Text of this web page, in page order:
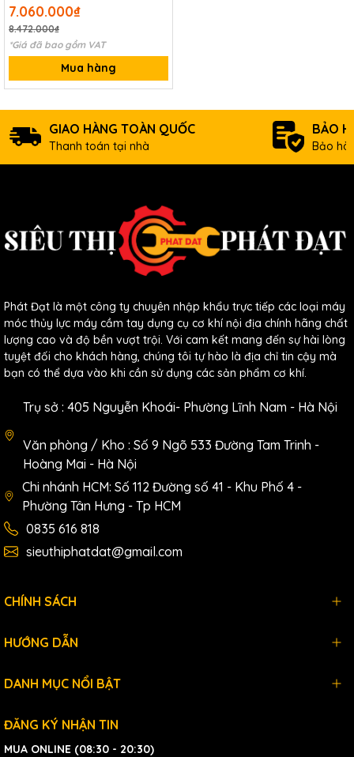
7.060.000₫
8.472.000₫
*Giá đã bao gồm VAT
Mua hàng
GIAO HÀNG TOÀN QUỐC
Thanh toán tại nhà
BẢO
Bảo
Phát Đạt là một công ty chuyên nhập khẩu trực tiếp các loại máy
móc thủy lực máy cầm tay dụng cụ cơ khí nội địa chính hãng chất
lượng cao và độ bền vượt trội. Với cam kết mang đến sự hài lòng
tuyệt đối cho khách hàng, chúng tôi tự hào là địa chỉ tin cậy mà
bạn có thể dựa vào khi cần sử dụng các sản phẩm cơ khí.
Trụ sở : 405 Nguyễn Khoái- Phường Lĩnh Nam - Hà Nội
Văn phòng / Kho : Số 9 Ngõ 533 Đường Tam Trinh -
Hoàng Mai - Hà Nội
Chi nhánh HCM: Số 112 Đường số 41 - Khu Phố 4 -
Phường Tân Hưng - Tp HCM
0835 616 818
sieuthiphatdat@gmail.com
CHÍNH SÁCH
HƯỚNG DẪN
DANH MỤC NỔI BẬT
ĐĂNG KÝ NHẬN TIN
MUA ONLINE (08:30 - 20:30)